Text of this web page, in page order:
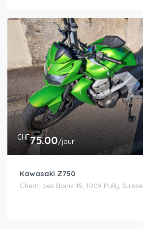
CHF75.00/jour
Kawasaki Z750
Chem. des Bains 15, 1009 Pully, Suisse